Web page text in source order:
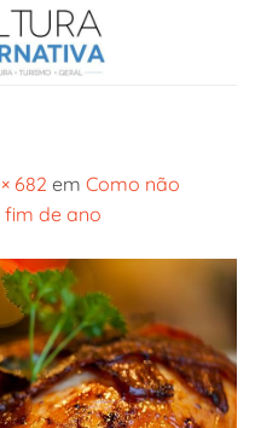
682 em Como não
de ano